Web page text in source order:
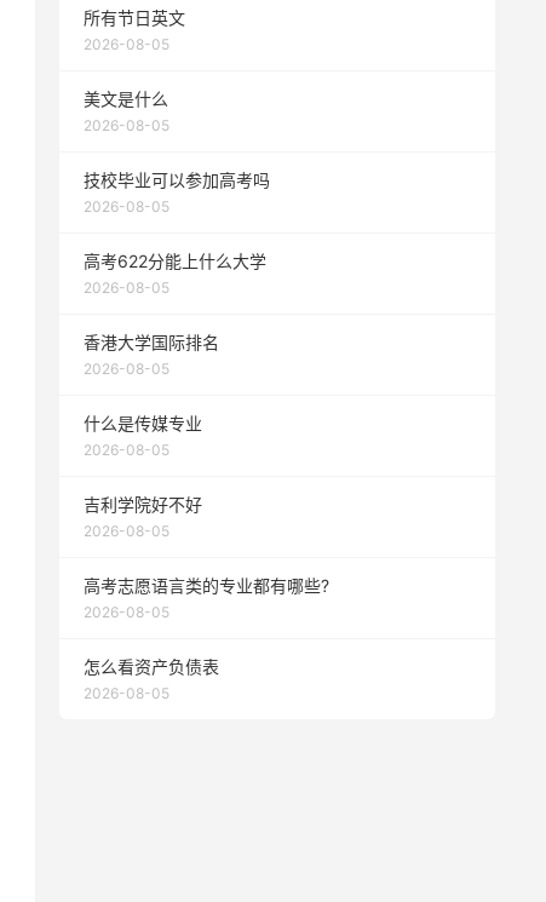
所有节日英文
2026-08-05
美文是什么
2026-08-05
技校毕业可以参加高考吗
2026-08-05
高考622分能上什么大学
2026-08-05
香港大学国际排名
2026-08-05
什么是传媒专业
2026-08-05
吉利学院好不好
2026-08-05
高考志愿语言类的专业都有哪些?
2026-08-05
怎么看资产负债表
2026-08-05